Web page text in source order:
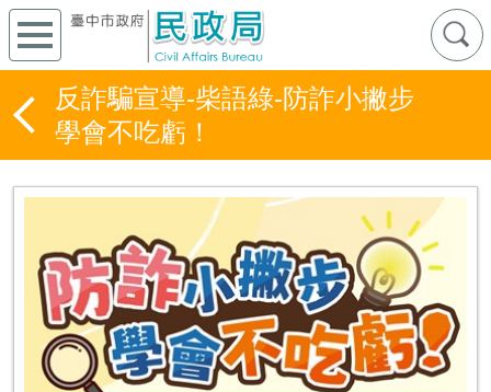
反詐騙宣導-柴語綠-防詐小撇步
學會不吃虧！